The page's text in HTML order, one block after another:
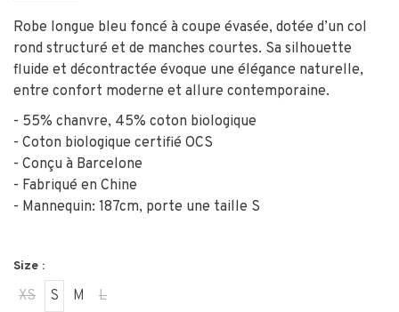
Robe longue bleu foncé à coupe évasée, dotée d’un col
rond structuré et de manches courtes. Sa silhouette
fluide et décontractée évoque une élégance naturelle,
entre confort moderne et allure contemporaine.
- 55% chanvre, 45% coton biologique
- Coton biologique certifié OCS
- Conçu à Barcelone
- Fabriqué en Chine
- Mannequin: 187cm, porte une taille S
Size :
XS S M L